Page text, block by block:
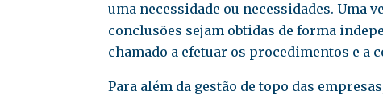
uma necessidade ou necessidades. Uma
conclusões sejam obtidas de forma
chamado a efetuar os procedimentos e a
Para além da gestão de topo das